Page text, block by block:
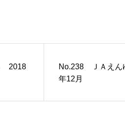
2018
No.238 ＪＡえ
年12月